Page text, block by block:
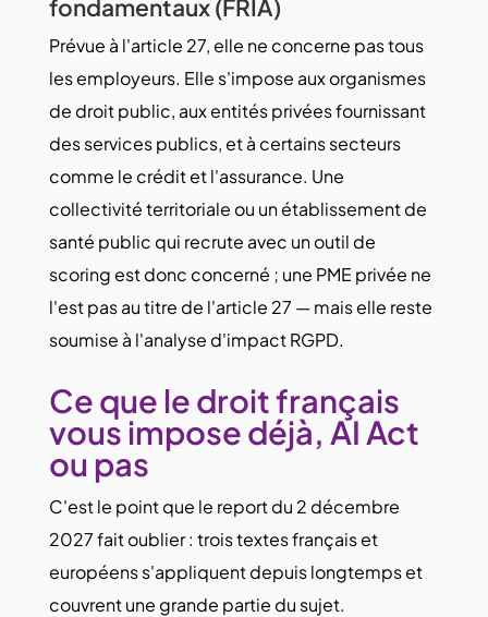
fondamentaux (FRIA)
Prévue à l'article 27, elle ne concerne pas tous
les employeurs. Elle s'impose aux organismes
de droit public, aux entités privées fournissant
des services publics, et à certains secteurs
comme le crédit et l'assurance. Une
collectivité territoriale ou un établissement de
santé public qui recrute avec un outil de
scoring est donc concerné ; une PME privée ne
l'est pas au titre de l'article 27 — mais elle reste
soumise à l'analyse d'impact RGPD.
Ce que le droit français
vous impose déjà, AI Act
ou pas
C'est le point que le report du 2 décembre
2027 fait oublier : trois textes français et
européens s'appliquent depuis longtemps et
couvrent une grande partie du sujet.